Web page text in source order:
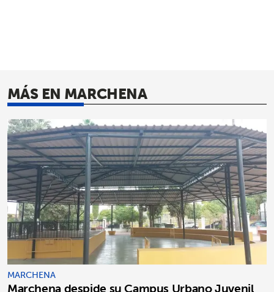
MÁS EN MARCHENA
MARCHENA